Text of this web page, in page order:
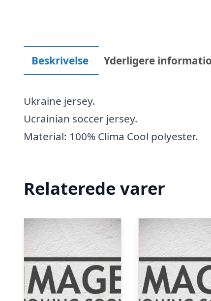
Beskrivelse Yderligere
Ukraine jersey.
Ucrainian soccer jersey.
Material: 100% Clima Cool polyester.
Relaterede varer